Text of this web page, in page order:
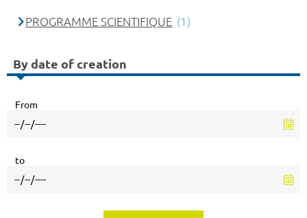
PROGRAMME SCIENTIFIQUE (1)
By date of creation
From
to